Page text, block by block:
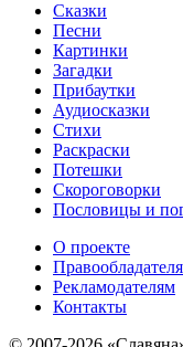
Сказки
Песни
Картинки
Загадки
Прибаутки
Аудиосказки
Стихи
Раскраски
Потешки
Скороговорки
Пословицы и
О проекте
Рекламодателям
Контакты